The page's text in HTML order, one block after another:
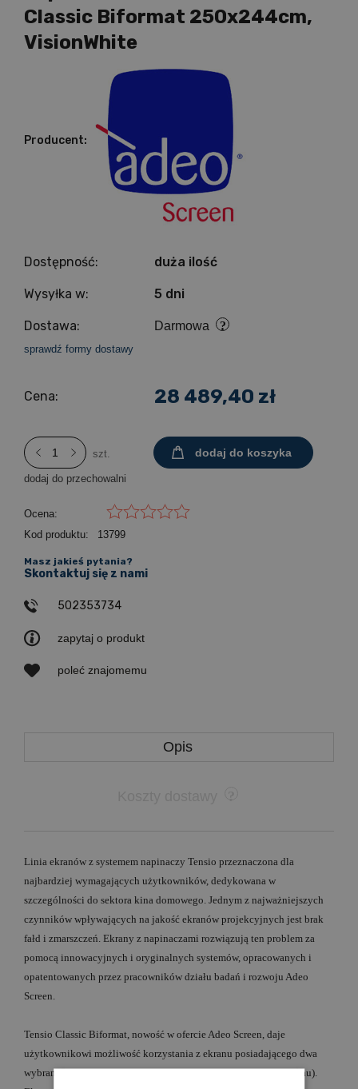
Classic Biformat 250x244cm,
VisionWhite
Producent:
Dostępność: duża ilość
Wysyłka w: 5 dni
Dostawa: Darmowa
sprawdź formy dostawy
Cena: 28 489,40 zł
szt. dodaj do koszyka
dodaj do przechowalni
Ocena:
Kod produktu:
13799
zapytaj o produkt
poleć znajomemu
Masz jakieś pytania?
Skontaktuj się z nami
502353734
Opis
Linia ekranów z systemem napinaczy Tensio przeznaczona dla
najbardziej wymagających użytkowników, dedykowana w
szczególności do sektora kina domowego. Jednym z najważniejszych
czynników wpływających na jakość ekranów projekcyjnych jest brak
fałd i zmarszczeń. Ekrany z napinaczami rozwiązują ten problem za
pomocą innowacyjnych i oryginalnych systemów, opracowanych i
opatentowanych przez pracowników działu badań i rozwoju Adeo
Screen.
Tensio Classic Biformat, nowość w ofercie Adeo Screen, daje
użytkownikowi możliwość korzystania z ekranu posiadającego dwa
wybrane przez niego formaty obrazu (na etapie zamawiania ekranu).